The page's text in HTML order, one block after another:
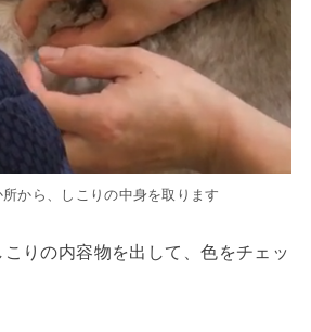
から、しこりの中身を取ります
りの内容物を出して、色をチェッ